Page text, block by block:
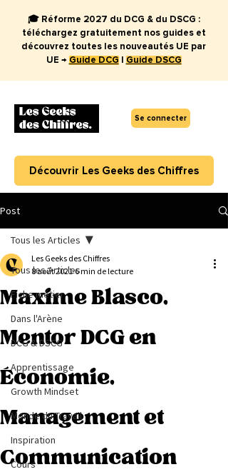
Se connecter
🎓 Réforme 2027 du DCG & du DSCG :
téléchargez gratuitement nos guides et
découvrez toutes les nouveautés UE par
UE → Guide DCG Guide DSCG
Découvrir Les Geeks des Chiffres
Post
Tous les Articles
Fiche métier
Dans l'Arène
DCG & DSCG
Apprentissage
Growth Mindset
Monde du Travail
Inspiration
Cours
Tous les Articles
Maxime Blasco,
Mentor DCG en
Économie,
Management et
Communication
Les Geeks des Chiffres
8 août 2021 6 min de lecture